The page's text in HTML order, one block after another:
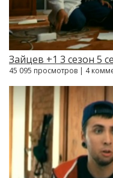
Зайцев +1 3 сезон 5
45 095 просмотров | 4